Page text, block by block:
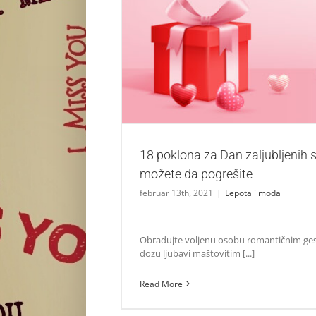
18 poklona za Dan zaljubljenih s kojima
18 poklona za Dan zaljubljenih
možete da pogrešite
februar 13th, 2021 | Lepota i moda
Obradujte voljenu osobu romantičnim
dozu ljubavi maštovitim [...]
Read More